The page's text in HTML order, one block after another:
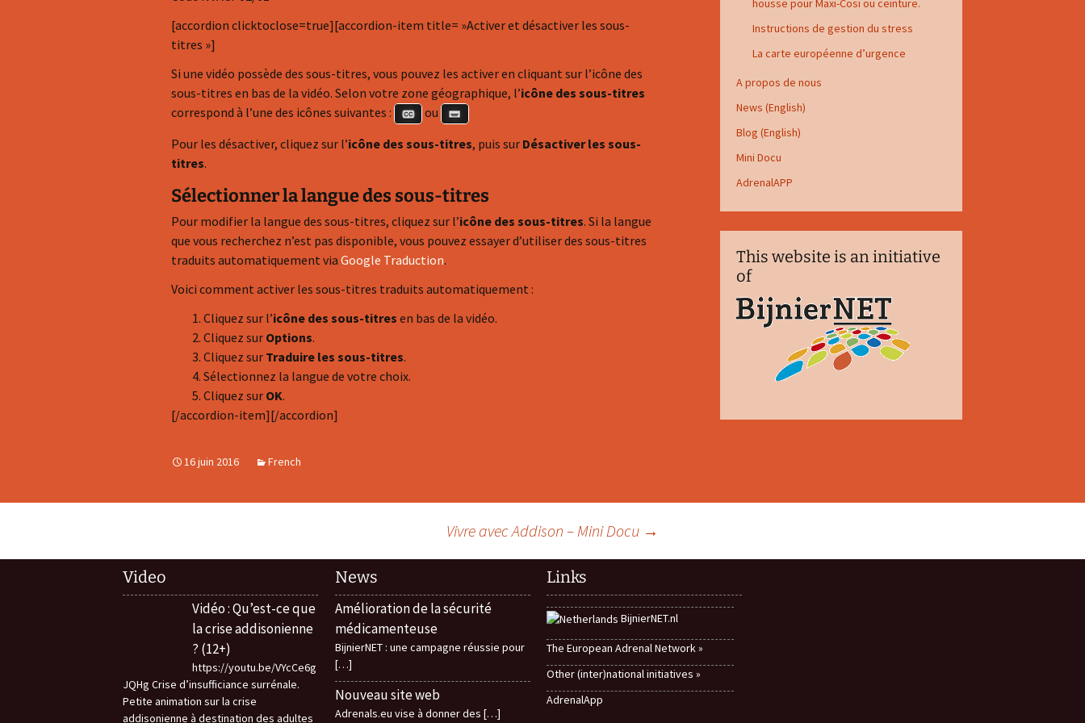
Maxi-Cosi ou ceinture.
Instructions de gestion du
stress
Mini Docu
[accordion clicktoclose=true][accordion-item title= »Activer et désactiver les sous-
titres »]
Si une vidéo possède des sous-titres, vous pouvez les activer en cliquant sur l’icône des
sous-titres en bas de la vidéo. Selon votre zone géographique, l’icône des sous-titres
correspond à l’une des icônes suivantes :
ou
Pour les désactiver, cliquez sur l’icône des sous-titres, puis sur Désactiver les sous-
titres.
Sélectionner la langue des sous-titres
Pour modifier la langue des sous-titres, cliquez sur l’icône des sous-titres. Si la langue
que vous recherchez n’est pas disponible, vous pouvez essayer d’utiliser des sous-titres
traduits automatiquement via Google Traduction.
Voici comment activer les sous-titres traduits automatiquement :
Cliquez sur l’icône des sous-titres en bas de la vidéo.
Cliquez sur Options.
Cliquez sur Traduire les sous-titres.
Sélectionnez la langue de votre choix.
Cliquez sur OK.
[/accordion-item][/accordion]
16 juin 2016 French
des
Vivre avec Addison – Mini Docu →
housse pour Maxi-Cosi ou ceinture.
Instructions de gestion du stress
La carte européenne d’urgence
A propos de nous
News (English)
Blog (English)
Mini Docu
AdrenalAPP
This website is an initiative
of
Video
Vidéo : Qu’est-ce que
la crise addisonienne
? (12+)
https://youtu.be/VYcCe6g
JQHg Crise d’insufficiance surrénale.
Petite animation sur la crise
addisonienne à destination des adultes
News
Amélioration de la sécurité
médicamenteuse
BijnierNET : une campagne réussie pour
[…]
Nouveau site web
Adrenals.eu vise à donner des […]
Links
BijnierNET.nl
The European Adrenal Network »
Other (inter)national initiatives »
AdrenalApp